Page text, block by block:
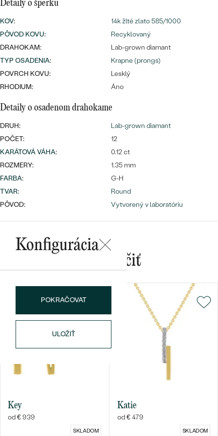
Wave kolekcia
PODĽA TVARU DRAHOKAMU
NA MIERU
DIAMANTY
Bestsellery
náušnice
PREZRIEŤ
Personalizované
prívesky
OBJAVIŤ
Najpredávanejšie
prstene
PREZRIEŤ
Detaily o šperku
KOV:
14k žlté zlato 585/1000
PÔVOD KOVU:
Recyklovaný
DRAHOKAM:
Lab-grown diamant
TYP OSADENIA:
Krapne (prongs)
POVRCH KOVU:
Lesklý
RHODIUM:
Áno
Detaily o osadenom drahokame
DRUH:
Lab-grown diamant
POČET:
12
KARÁTOVÁ VÁHA:
0.12 ct
ROZMERY:
1.35 mm
FARBA:
G-H
TVAR:
Round
PÔVOD:
Vytvorený v laboratóriu
Konfigurácia
POKRAČOVAT
ULOŽIŤ
Mohlo by sa vám páčiť
Key
od € 939
SKLADOM
Katie
od € 479
SKLADOM